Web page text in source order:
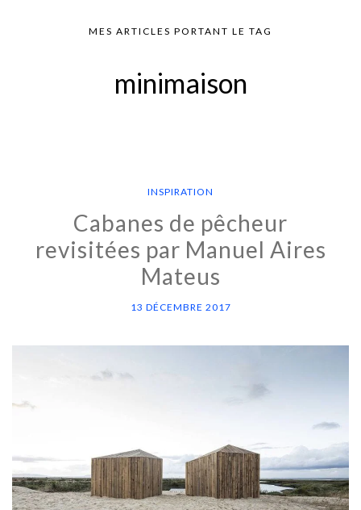
MES ARTICLES PORTANT LE TAG
minimaison
INSPIRATION
Cabanes de pêcheur
revisitées par Manuel Aires
Mateus
13 DÉCEMBRE 2017